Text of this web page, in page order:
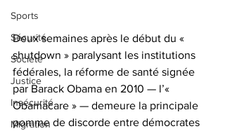
Sports
Sécurité
Société
Justice
Insécurité
Migration
Deux semaines après le début du «
shutdown » paralysant les institutions
fédérales, la réforme de santé signée
par Barack Obama en 2010 — l’«
Obamacare » — demeure la principale
pomme de discorde entre démocrates